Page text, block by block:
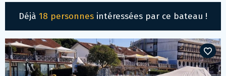
Déjà 18 personnes intéressées par ce bateau !